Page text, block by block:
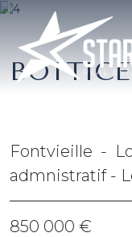
Fontvieille -
admnistratif -
850 000 €